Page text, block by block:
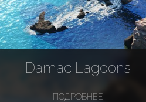
Damac Lagoons
ПОДРОБНЕЕ